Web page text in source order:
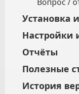
Установка
Настройки
Отчёты
Полезные
История